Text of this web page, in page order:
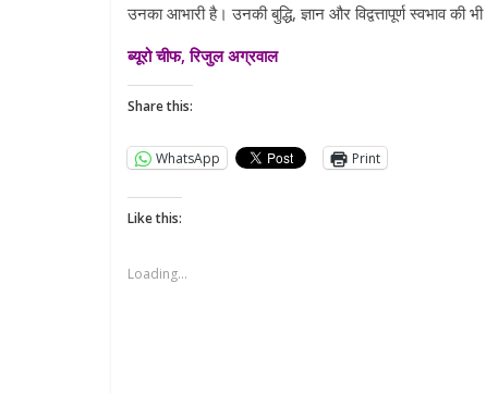
उनका आभारी है। उनकी बुद्धि, ज्ञान और विद्वत्तापूर्ण स्वभाव
ब्यूरो चीफ, रिजुल अग्रवाल
Share this:
WhatsApp Print
Like this:
Loading...